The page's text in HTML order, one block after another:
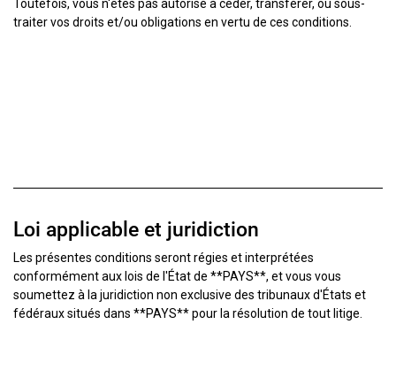
Toutefois, vous n'êtes pas autorisé à céder, transférer, ou sous-
traiter vos droits et/ou obligations en vertu de ces conditions.
Loi applicable et juridiction
Les présentes conditions seront régies et interprétées
conformément aux lois de l'État de **PAYS**, et vous vous
soumettez à la juridiction non exclusive des tribunaux d'États et
fédéraux situés dans **PAYS** pour la résolution de tout litige.